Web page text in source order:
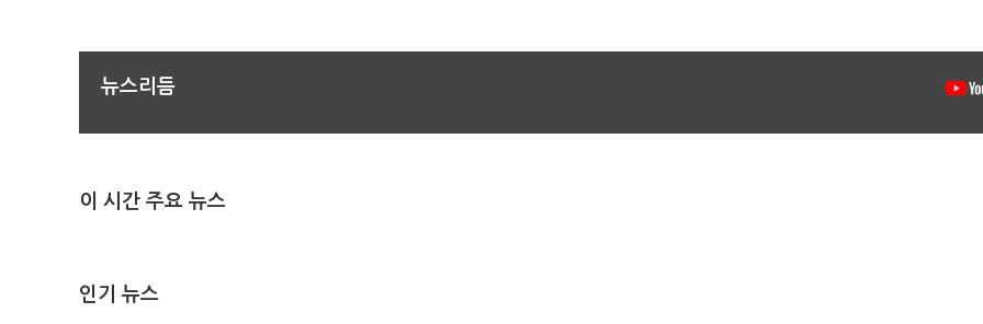
뉴스리듬
이 시간 주요 뉴스
인기 뉴스